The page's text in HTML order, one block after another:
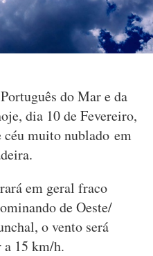
do Mar e da
dia 10 de Fevereiro,
céu muito nublado em
em geral fraco
de Oeste/
o vento será
15 km/h.